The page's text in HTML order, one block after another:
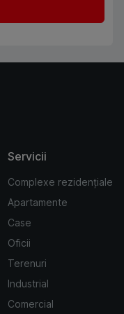
Servicii
Complexe rezidențiale
Apartamente
Case
Oficii
Terenuri
Industrial
Comercial